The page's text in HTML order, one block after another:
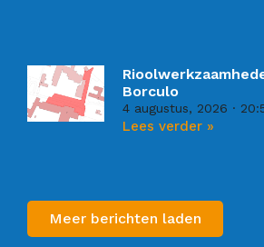
Borculo
4 augustus, 2026
Lees verder »
Meer berichten laden